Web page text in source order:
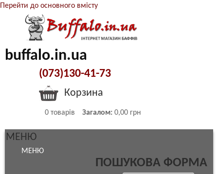
Перейти до основного вмісту
buffalo.in.ua
(073)130-41-73
Корзина
0 товарів Загалом: 0,00 грн
МЕНЮ
МЕНЮ
ПОШУКОВА ФОРМА